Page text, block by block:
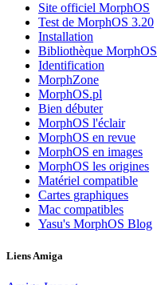
Site officiel MorphOS
Test de MorphOS 3.20
Installation
Bibliothèque MorphOS
Identification
MorphZone
MorphOS.pl
Bien débuter
MorphOS l'éclair
MorphOS en revue
MorphOS en images
MorphOS les origines
Matériel compatible
Cartes graphiques
Mac compatibles
Yasu's MorphOS Blog
Liens Amiga